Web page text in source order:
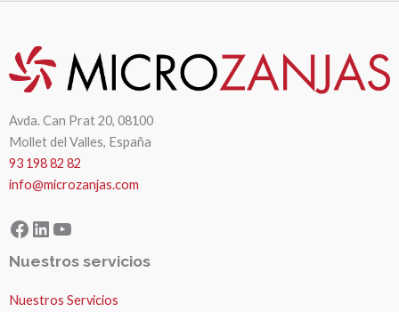
Avda. Can Prat 20, 08100
Mollet del Valles, España
93 198 82 82
info@microzanjas.com
Facebook
LinkedIn
YouTube
Nuestros servicios
Nuestros Servicios